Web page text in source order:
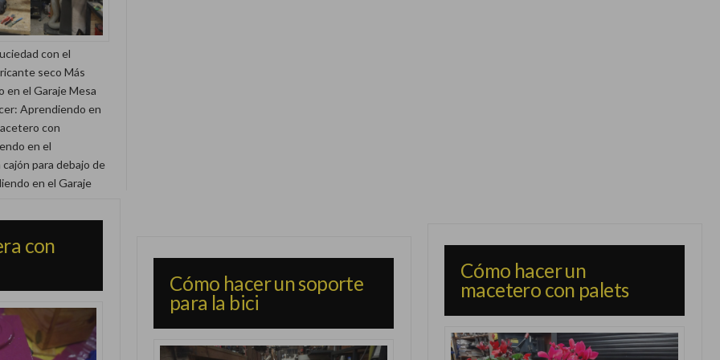
Construcción de
de una
Aprendiendo en
efecto
en el
puerta de metal
para aislar Más
el Garaje Mesa
Aprendiendo en
mantenimiento de
en el
para debajo de
en el
con el
seco Más
el Garaje Mesa
Aprendiendo en
con
en el
para debajo de
en el Garaje
con
Cómo hacer un
macetero con palets
Cómo hacer un soporte
para la bici